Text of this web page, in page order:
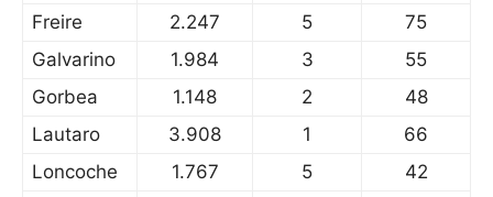
Freire
2.247 5
75
Galvarino
1.984 3
55
Gorbea
1.148 2
48
Lautaro
3.908 1
66
Loncoche
1.767 5
42